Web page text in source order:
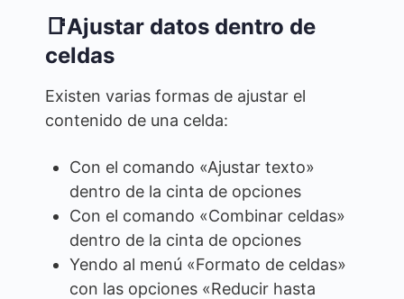
📑Ajustar datos dentro de
celdas
Existen varias formas de ajustar el
contenido de una celda:
Con el comando «Ajustar texto»
dentro de la cinta de opciones
Con el comando «Combinar celdas»
dentro de la cinta de opciones
Yendo al menú «Formato de celdas»
con las opciones «Reducir hasta